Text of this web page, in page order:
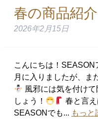
春の商品紹介
2026年2月15日
こんにちは！SEASON
月に入りましたが、ま
風邪には気を付け
しょう！
春と言え
SEASONでも... もっと